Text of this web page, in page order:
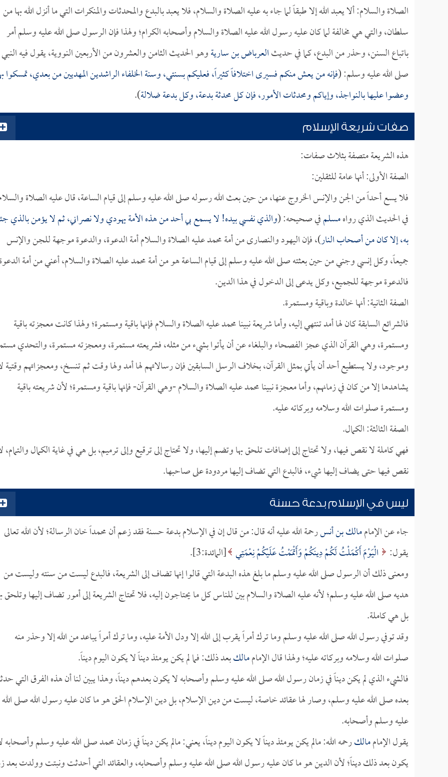
الصلاة والسلام: ألا يعبد الله إلا طبقاً لما جاء به عليه الصلاة والسلام، فلا يعبد بالبدع والمحدثات والمنكرات التي ما أنزل الله بها من
سلطان، والتي هي مخالفة لما كان عليه رسول الله عليه الصلاة والسلام وأصحابه الكرام؛ ولهذا فإن الرسول صلى الله عليه وسلم أمر
باتباع السنن، وحذر من البدع، كما في حديثالعرباض بن ساريةوهو الحديث الثامن والعشرون من الأربعين النووية، يقول فيه النبي
صلى الله عليه وسلم: (فإنه من يعش منكم فسيرى اختلافاً كثيراً، فعليكم بسنتي، وسنة الخلفاء الراشدين المهديين من بعدي، تمسكوا
وعضوا عليها بالنواجذ، وإياكم ومحدثات الأمور، فإن كل محدثة بدعة، وكل بدعة ضلالة).
صفات شريعة الإسلام
هذه الشريعة متصفة بثلاث صفات:
الصفة الأولى: أنها عامة للثقلين:
فلا يسع أحداً من الجن والإنس الخروج عنها، من حين بعث الله رسوله صلى الله عليه وسلم إلى قيام الساعة، قال عليه الصلاة
في الحديث الذي رواهمسلمفي صحيحه: (والذي نفسي بيده! لا يسمع بي أحد من هذه الأمة يهودي ولا نصراني، ثم لا يؤمن بالذي
به، إلا كان من أصحاب النار)، فإن اليهود والنصارى من أمة محمد عليه الصلاة والسلام أمة الدعوة، والدعوة موجهة للجن والإنس
جميعاً، وكل إنسي وجني من حين بعثته صلى الله عليه وسلم إلى قيام الساعة هو من أمة محمد عليه الصلاة والسلام، أعني من أمة
فالدعوة موجهة للجميع، وكل يدعى إلى الدخول في هذا الدين.
الصفة الثانية: أنها خالدة وباقية ومستمرة.
فالشرائع السابقة كان لها أمد تنتهي إليه، وأما شريعة نبينا محمد عليه الصلاة والسلام فإنها باقية ومستمرة؛ ولهذا كانت معجزته باقية
ومستمرة، وهي القرآن الذي عجز الفصحاء والبلغاء عن أن يأتوا بشيء من مثله، فشريعته مستمرة، ومعجزته مستمرة، والتحدي
وموجود، ولا يستطيع أحد أن يأتي بمثل القرآن، بخلاف الرسل السابقين فإن رسالاتهم لها أمد ولها وقت ثم تنسخ، ومعجزاتهم وقتية
يشاهدها إلا من كان في زمانهم، وأما معجزة نبينا محمد عليه الصلاة والسلام -وهي القرآن- فإنها باقية ومستمرة؛ لأن شريعته باقية
ومستمرة صلوات الله وسلامه وبركاته عليه.
الصفة الثالثة: الكمال.
فهي كاملة لا نقص فيها، ولا تحتاج إلى إضافات تلحق بها وتضم إليها، ولا تحتاج إلى ترقيع وإلى ترميم، بل هي في غاية الكمال والتمام،
نقص فيها حتى يضاف إليها شيء، فالبدع التي تضاف إليها مردودة على صاحبها.
ليس في الإسلام بدعة حسنة
جاء عن الإماممالك بن أنسرحمة الله عليه أنه قال: من قال إن في الإسلام بدعة حسنة فقد زعم أن محمداً خان الرسالة؛ لأن الله تعالى
يقول:
الْيَوْمَ أَكْمَلْتُ لَكُمْ دِينَكُمْ وَأَتْمَمْتُ عَلَيْكُمْ نِعْمَتِي [المائدة:3].
ومعنى ذلك أن الرسول صلى الله عليه وسلم ما بلغ هذه البدعة التي قالوا إنها تضاف إلى الشريعة، فالبدع ليست من سنته وليست من
هديه صلى الله عليه وسلم؛ لأنه عليه الصلاة والسلام بين للناس كل ما يحتاجون إليه، فلا تحتاج الشريعة إلى أمور تضاف إليها وتلحق
بل هي كاملة.
وقد توفي رسول الله صلى الله عليه وسلم وما ترك أمراً يقرب إلى الله إلا ودل الأمة عليه، وما ترك أمراً يباعد من الله إلا وحذر منه
صلوات الله وسلامه وبركاته عليه؛ ولهذا قال الإماممالكبعد ذلك: فما لم يكن يومئذ ديناً لا يكون اليوم ديناً.
فالشيء الذي لم يكن ديناً في زمان رسول الله صلى الله عليه وسلم وأصحابه لا يكون بعدهم ديناً، وهذا يبين لنا أن هذه الفرق التي
بعده صلى الله عليه وسلم، وصار لها عقائد خاصة، ليست من دين الإسلام، بل دين الإسلام الحق هو ما كان عليه رسول الله صلى الله
عليه وسلم وأصحابه.
يقول الإماممالكرحمه الله: مالم يكن يومئذ ديناً لا يكون اليوم ديناً، يعني: مالم يكن ديناً في زمان محمد صلى الله عليه وسلم وأصحابه
يكون بعد ذلك ديناً؛ لأن الدين هو ما كان عليه رسول الله صلى الله عليه وسلم وأصحابه، والعقائد التي أحدثت ونبتت وولدت بعد